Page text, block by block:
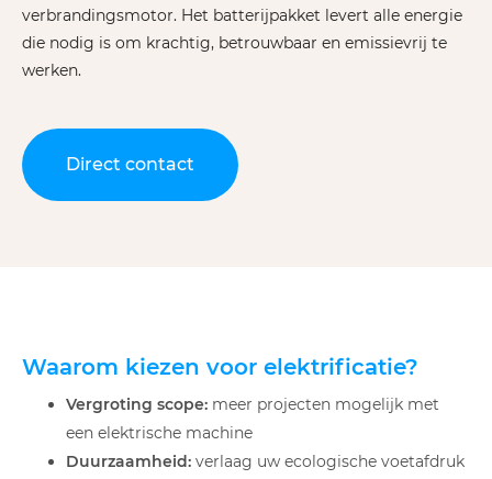
verbrandingsmotor. Het batterijpakket levert alle energie
die nodig is om krachtig, betrouwbaar en emissievrij te
werken.
Direct contact
Waarom kiezen voor elektrificatie?
Vergroting scope: meer projecten mogelijk met
een elektrische machine
Duurzaamheid: verlaag uw ecologische voetafdruk